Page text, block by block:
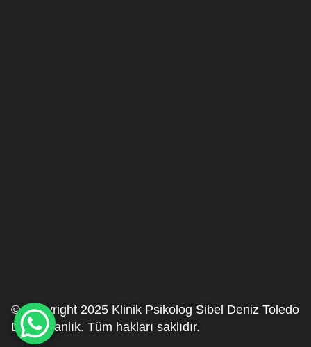
© Copyright 2025 Klinik Psikolog Sibel Deniz Toledo
Danışmanlık. Tüm hakları saklıdır.